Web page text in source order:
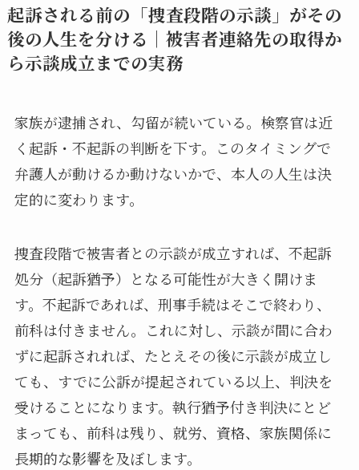
起訴される前の「捜査段階の示談」がその
後の人生を分ける｜被害者連絡先の取得か
ら示談成立までの実務
家族が逮捕され、勾留が続いている。検察官は近
く起訴・不起訴の判断を下す。このタイミングで
弁護人が動けるか動けないかで、本人の人生は決
定的に変わります。
捜査段階で被害者との示談が成立すれば、不起訴
処分（起訴猶予）となる可能性が大きく開けま
す。不起訴であれば、刑事手続はそこで終わり、
前科は付きません。これに対し、示談が間に合わ
ずに起訴されれば、たとえその後に示談が成立し
ても、すでに公訴が提起されている以上、判決を
受けることになります。執行猶予付き判決にとど
まっても、前科は残り、就労、資格、家族関係に
長期的な影響を及ぼします。